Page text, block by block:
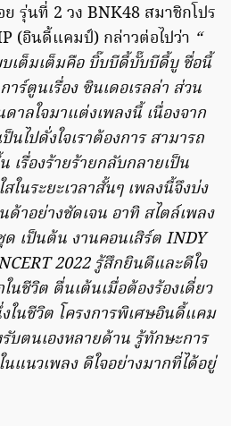
รุ่นที่ 2 วง BNK48 สมาชิกโปร
(อินดี้แคมป์) กล่าวต่อไปว่า “
เต็มเต็มคือ บิ๊บบีดี้บั๊บบีดี้บู ชื่อนี้
าร์ตูนเรื่อง ซินเดอเรลล่า ส่วน
าลใจมาแต่งเพลงนี้ เนื่องจาก
นไปดั่งใจเราต้องการ สามารถ
เรื่องร้ายร้ายกลับกลายเป็น
ในระยะเวลาสั้นๆ เพลงนี้จึงบ่ง
าอย่างชัดเจน อาทิ สไตล์เพลง
ด เป็นต้น งานคอนเสิร์ต INDY
2022 รู้สึกยินดีและดีใจ
นชีวิต ตื่นเต้นเมื่อต้องร้องเดี่ยว
ในชีวิต โครงการพิเศษอินดี้แคม
ตนเองหลายด้าน รู้ทักษะการ
แนวเพลง ดีใจอย่างมากที่ได้อยู่